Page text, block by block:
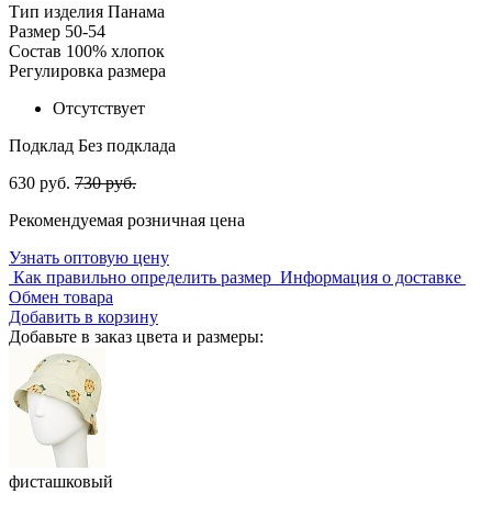
Тип изделия Панама
Размер 50-54
Состав 100% хлопок
Регулировка размера
Отсутствует
Подклад Без подклада
630 руб. 730 руб.
Рекомендуемая розничная цена
Узнать оптовую цену
Как правильно определить размер Информация о доставке
Обмен товара
Добавить в корзину
Добавьте в заказ цвета и размеры:
фисташковый